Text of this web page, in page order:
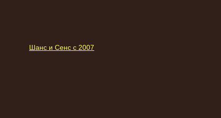
Шанс и Сенс с 2007